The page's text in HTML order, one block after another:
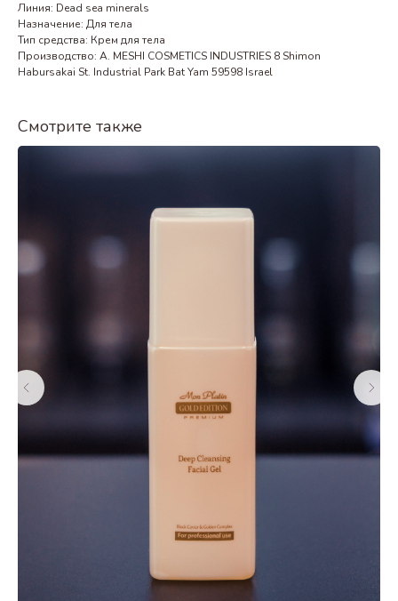
Линия: Dead sea minerals
Назначение: Для тела
Тип средства: Крем для тела
Производство: A. MESHI COSMETICS INDUSTRIES 8 Shimon
Habursakai St. Industrial Park Bat Yam 59598 Israel
Смотрите также